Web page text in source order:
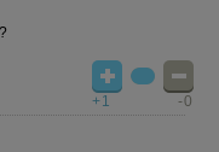
+1 -0